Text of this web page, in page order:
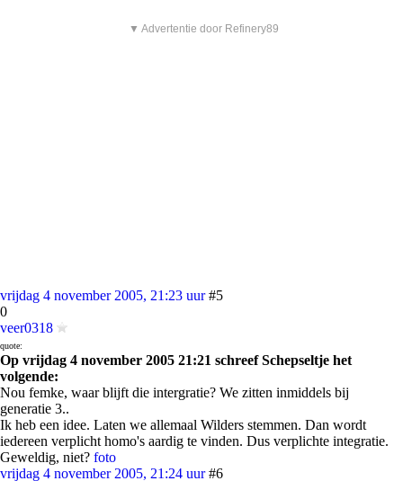
▼ Advertentie door Refinery89
vrijdag 4 november 2005, 21:23 uur #5
0
veer0318
quote:
Op vrijdag 4 november 2005 21:21 schreef Schepseltje het
volgende:
Nou femke, waar blijft die intergratie? We zitten inmiddels bij
generatie 3..
Ik heb een idee. Laten we allemaal Wilders stemmen. Dan wordt
iedereen verplicht homo's aardig te vinden. Dus verplichte integratie.
Geweldig, niet? foto
vrijdag 4 november 2005, 21:24 uur #6